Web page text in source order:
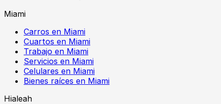
Miami
Carros en Miami
Cuartos en Miami
Trabajo en Miami
Servicios en Miami
Celulares en Miami
Bienes raíces en Miami
Hialeah